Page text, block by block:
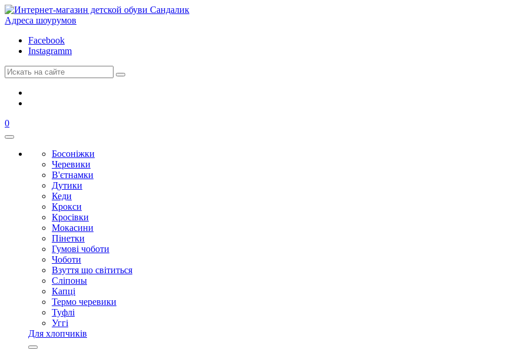
Адреса шоурумов
Facebook
Instagramm
0
Босоніжки
Черевики
В'єтнамки
Дутики
Кеди
Крокси
Кросівки
Мокасини
Пінетки
Гумові чоботи
Чоботи
Взуття що світиться
Сліпоны
Капці
Термо черевики
Туфлі
Уггі
Для хлопчиків